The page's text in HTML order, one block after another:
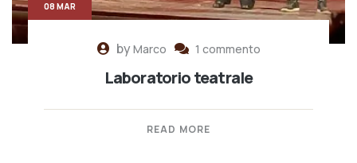
byMarco 1 commento
Laboratorio teatrale
READ MORE
08 MAR